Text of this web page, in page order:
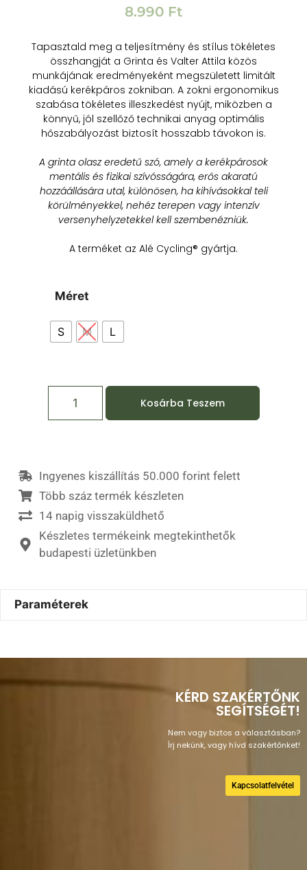
8.990 Ft
Tapasztald meg a teljesítmény és stílus tökéletes
összhangját a Grinta és Valter Attila közös
munkájának eredményeként megszületett limitált
kiadású kerékpáros zokniban. A zokni ergonomikus
szabása tökéletes illeszkedést nyújt, miközben a
könnyű, jól szellőző technikai anyag optimális
hőszabályozást biztosít hosszabb távokon is.
A grinta olasz eredetű szó, amely a kerékpárosok
mentális és fizikai szívósságára, erős akaratú
hozzáállására utal, különösen, ha kihívásokkal teli
körülményekkel, nehéz terepen vagy intenzív
versenyhelyzetekkel kell szembenézniük.
A terméket az Alé Cycling® gyártja.
Méret
S M L
Kosárba Teszem
Ingyenes kiszállítás 50.000 forint felett
Több száz termék készleten
14 napig visszaküldhető
Készletes termékeink megtekinthetők
budapesti üzletünkben
Paraméterek
KÉRD SZAKÉRTŐNK
SEGÍTSÉGÉT!
Nem vagy biztos a választásban?
Írj nekünk, vagy hívd szakértőnket!
Kapcsolatfelvétel